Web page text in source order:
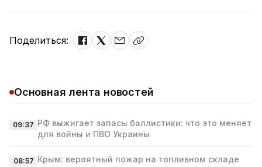
Поделиться:
Основная лента новостей
09:37 РФ выжигает запасы баллистики: что это меняет
для войны и ПВО Украины
08:57 Крым: вероятный пожар на топливном складе